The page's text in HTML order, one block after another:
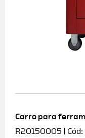
Carro para
R20150005 |